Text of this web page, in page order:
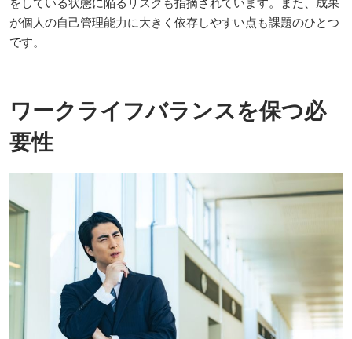
が個人の自己管理能力に大きく依存しやすい点も課題のひとつ
です。
ワークライフバランスを保つ必
要性